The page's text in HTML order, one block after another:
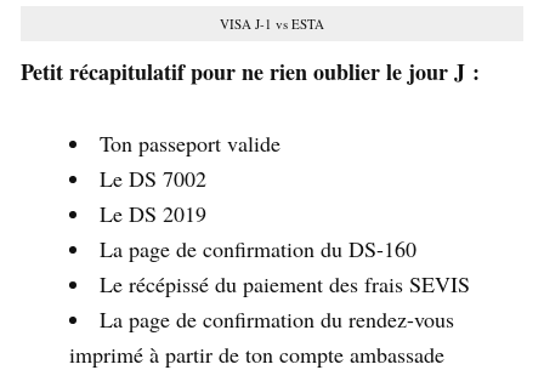
VISA J-1 vs ESTA
Petit récapitulatif pour ne rien oublier le jour J :
Ton passeport valide
Le DS 7002
Le DS 2019
La page de confirmation du DS-160
Le récépissé du paiement des frais SEVIS
La page de confirmation du rendez-vous
imprimé à partir de ton compte ambassade